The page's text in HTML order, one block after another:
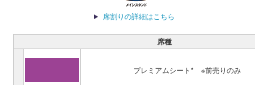
席割りの詳細はこちら
席種
プレミアムシート*※前売りのみ